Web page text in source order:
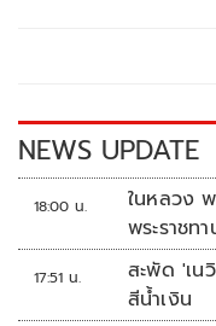
k k
NEWS UPDATE
18:00 น.
ในหลวง
พระราชท
รร.เทพศิ
17:51 น.
สะพัด 'เน
สีน้ำเงิน